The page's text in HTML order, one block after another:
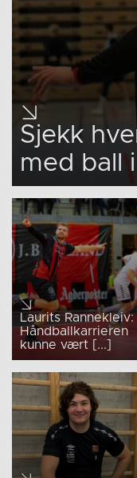
Sjekk
med ball
Laurits Rannekleiv:
Håndballkarrieren
kunne vært [...]